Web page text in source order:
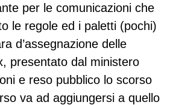
per le comunicazioni che
le regole ed i paletti (pochi)
d’assegnazione delle
presentato dal ministero
e reso pubblico lo scorso
va ad aggiungersi a quello